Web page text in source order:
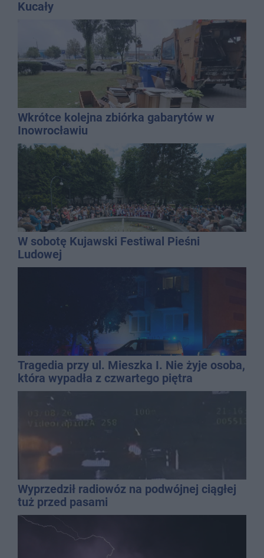
Kucały
Wkrótce kolejna zbiórka gabarytów w
Inowrocławiu
W sobotę Kujawski Festiwal Pieśni
Ludowej
Tragedia przy ul. Mieszka I. Nie żyje osoba,
która wypadła z czwartego piętra
Wyprzedził radiowóz na podwójnej ciągłej
tuż przed pasami